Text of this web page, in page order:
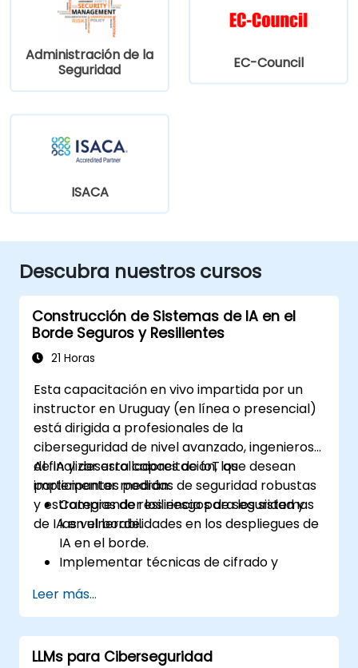
Administración de la
Seguridad
EC-Council
ISACA
Descubra nuestros cursos
Construcción de Sistemas de IA en el
Borde Seguros y Resilientes
21 Horas
Esta capacitación en vivo impartida por un
instructor en Uruguay (en línea o presencial)
está dirigida a profesionales de la
ciberseguridad de nivel avanzado, ingenieros
de IA y desarrolladores de IoT que desean
implementar medidas de seguridad robustas
y estrategias de resiliencia para los sistemas
de IA en el borde.
Al finalizar esta capacitación, los
participantes podrán:
Comprender los riesgos de seguridad y
las vulnerabilidades en los despliegues de
IA en el borde.
Implementar técnicas de cifrado y
datos.
Diseñar arquitecturas resilientes de IA en
el borde capaces de resistir amenazas
cibernéticas.
Leer más...
LLMs para Ciberseguridad